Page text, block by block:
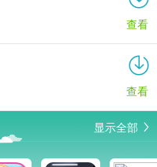
查看
查看
显示全部